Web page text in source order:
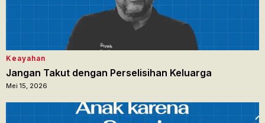
Keayahan
Jangan Takut dengan Perselisihan Keluarga
Mei 15, 2026